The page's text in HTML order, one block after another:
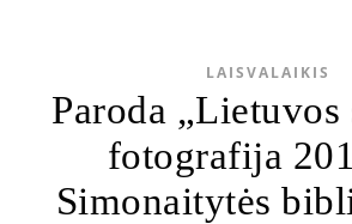
LAISVALAIKIS
Paroda „Lietuvos
fotografija
Simonaitytės